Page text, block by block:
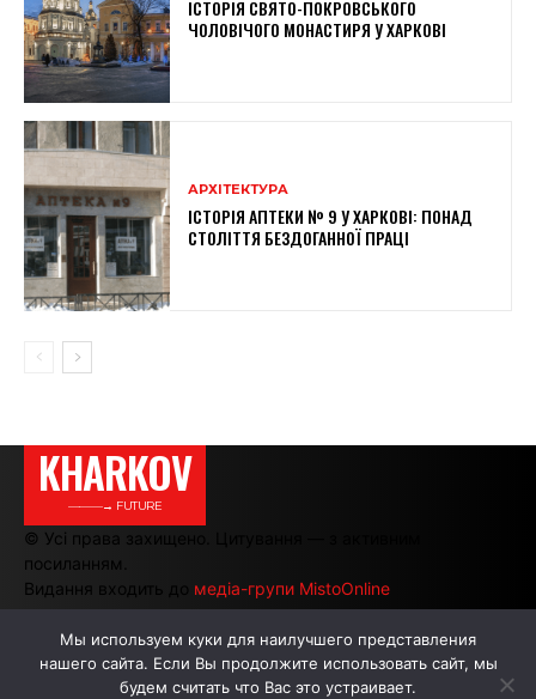
ІСТОРІЯ СВЯТО-ПОКРОВСЬКОГО
ЧОЛОВІЧОГО МОНАСТИРЯ У ХАРКОВІ
АРХІТЕКТУРА
ІСТОРІЯ АПТЕКИ № 9 У ХАРКОВІ: ПОНАД
СТОЛІТТЯ БЕЗДОГАННОЇ ПРАЦІ
KHARKOV
———→ FUTURE
© Усі права захищено. Цитування — з активним
посиланням.
Видання входить до медіа-групи MistoOnline
АВТОРИ РЕКЛАМА НА САЙТІ
Мы используем куки для наилучшего представления
нашего сайта. Если Вы продолжите использовать сайт, мы
будем считать что Вас это устраивает.